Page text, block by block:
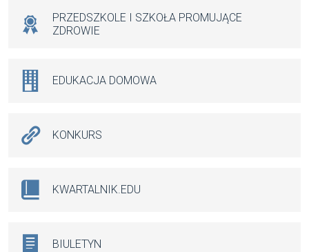
PRZEDSZKOLE I SZKOŁA PROMUJĄCE
ZDROWIE
EDUKACJA DOMOWA
KONKURS
KWARTALNIK.EDU
BIULETYN